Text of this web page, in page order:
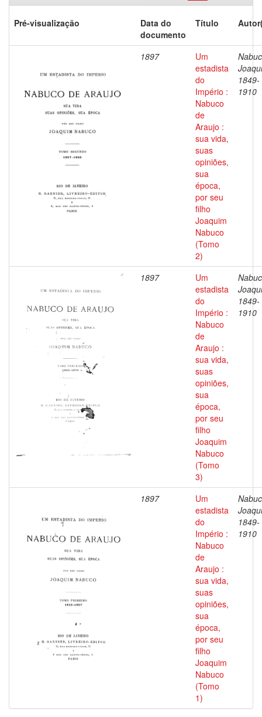
Pré-visualização
Data do
documento
Título
1897
Um
estadista
do
Império :
Nabuco
de
Araujo :
sua vida,
suas
opiniões,
sua
época,
por seu
filho
Joaquim
Nabuco
(Tomo
2)
1849-
1910
1897
Um
estadista
do
Império :
Nabuco
de
Araujo :
sua vida,
suas
opiniões,
sua
época,
por seu
filho
Joaquim
Nabuco
(Tomo
3)
1849-
1910
1897
Um
estadista
do
Império :
Nabuco
de
Araujo :
sua vida,
suas
opiniões,
sua
época,
por seu
filho
Joaquim
Nabuco
(Tomo
1)
1849-
1910